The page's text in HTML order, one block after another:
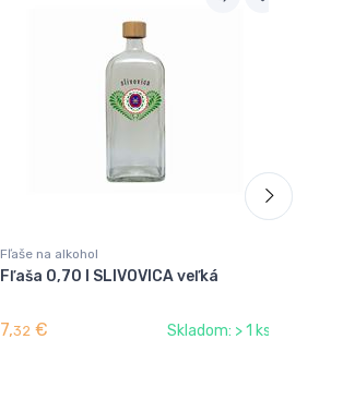
Fľaše na alkohol
Fľaša 0,70 l SLIVOVICA veľká
7,32 € Skladom: > 1 ks